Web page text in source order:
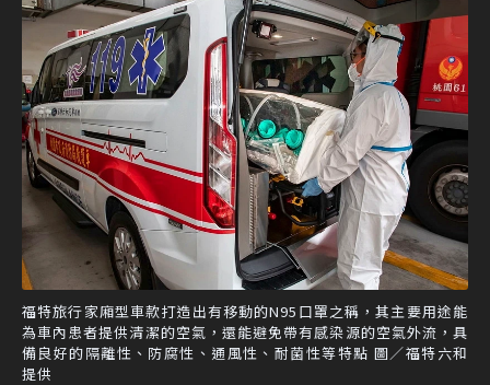
福特旅行家廂型車款打造出有移動的N95口罩之稱，其主要用途能
為車內患者提供清潔的空氣，還能避免帶有感染源的空氣外流，具
備良好的隔離性、防腐性、通風性、耐菌性等特點 圖／福特六和
提供